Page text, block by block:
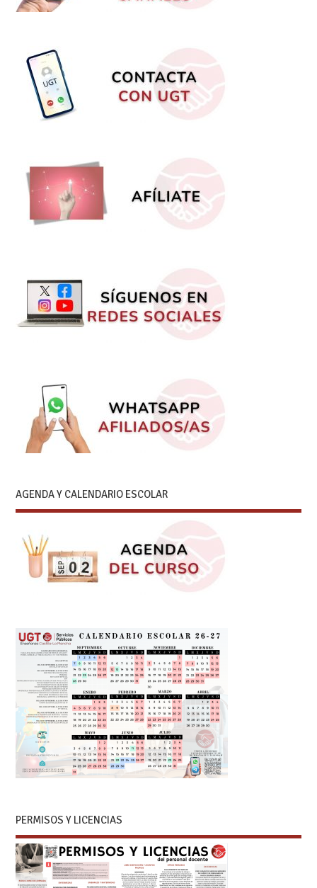
AGENDA Y CALENDARIO ESCOLAR
PERMISOS Y LICENCIAS